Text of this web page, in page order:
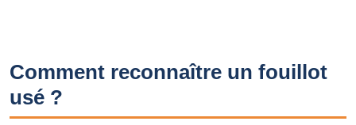
Comment reconnaître un fouillot
usé ?